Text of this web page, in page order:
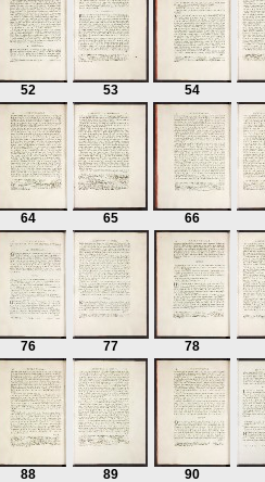
52 53 54
64 65 66
76 77 78
88 89 90